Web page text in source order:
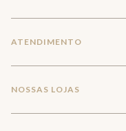
Trabalhe conosco
Meus pedidos
ATENDIMENTO
NOSSAS LOJAS